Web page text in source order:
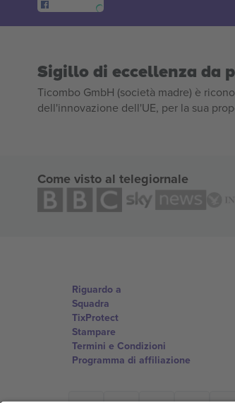
Sigillo di eccellenza da
Ticombo GmbH (società madre) è
dell'innovazione dell'UE, per la sua
Come visto al telegiornale
Riguardo a
Squadra
TixProtect
Stampare
Termini e Condizioni
Programma di affiliazione